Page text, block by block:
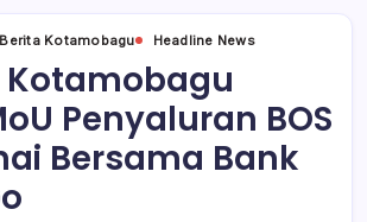
Berita Kotamobagu Headline News
Kotamobagu
Penyaluran BOS
Bersama Bank